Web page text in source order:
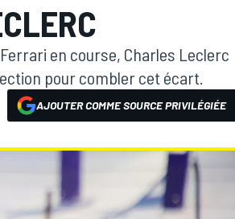
en course, Charles Leclerc
pour combler cet écart.
AJOUTER COMME SOURCE PRIVILÉGIÉE